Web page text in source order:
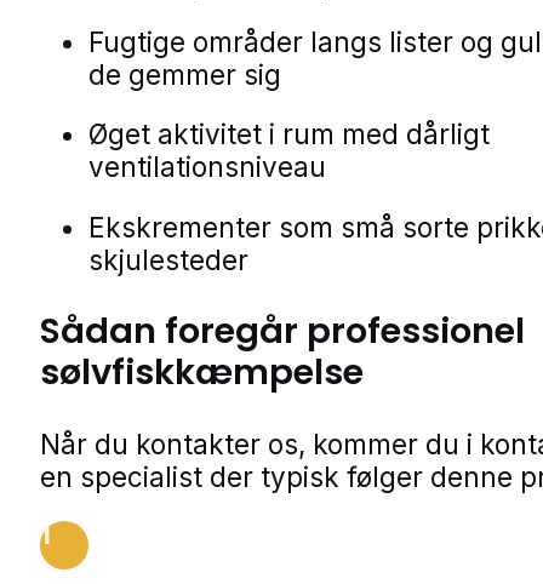
Fugtige områder langs lister og
de gemmer sig
Øget aktivitet i rum med dårligt
ventilationsniveau
Ekskrementer som små sorte
skjulesteder
Sådan foregår professionel
sølvfiskkæmpelse
Når du kontakter os, kommer du i
en specialist der typisk følger denne
1